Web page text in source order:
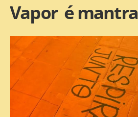
Vapor é mantra